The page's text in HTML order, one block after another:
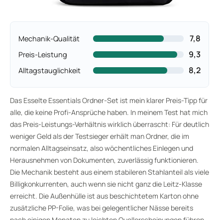
Mechanik-Qualität 7,8
Preis-Leistung 9,3
Alltagstauglichkeit 8,2
Das Esselte Essentials Ordner-Set ist mein klarer Preis-Tipp für
alle, die keine Profi-Ansprüche haben. In meinem Test hat mich
das Preis-Leistungs-Verhältnis wirklich überrascht: Für deutlich
weniger Geld als der Testsieger erhält man Ordner, die im
normalen Alltagseinsatz, also wöchentliches Einlegen und
Herausnehmen von Dokumenten, zuverlässig funktionieren.
Die Mechanik besteht aus einem stabileren Stahlanteil als viele
Billigkonkurrenten, auch wenn sie nicht ganz die Leitz-Klasse
erreicht. Die Außenhülle ist aus beschichtetem Karton ohne
zusätzliche PP-Folie, was bei gelegentlicher Nässe bereits